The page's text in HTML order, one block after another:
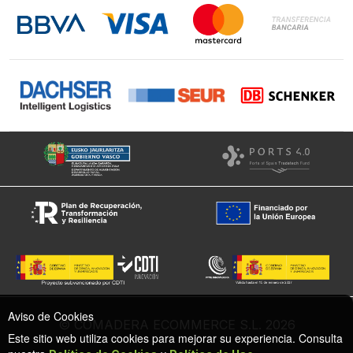
Instagram
Facebook
© COMADERA ECOMMERCE S.L. 2026
Aviso de Cookies
Este sitio web utiliza cookies para mejorar su experiencia. Consulta